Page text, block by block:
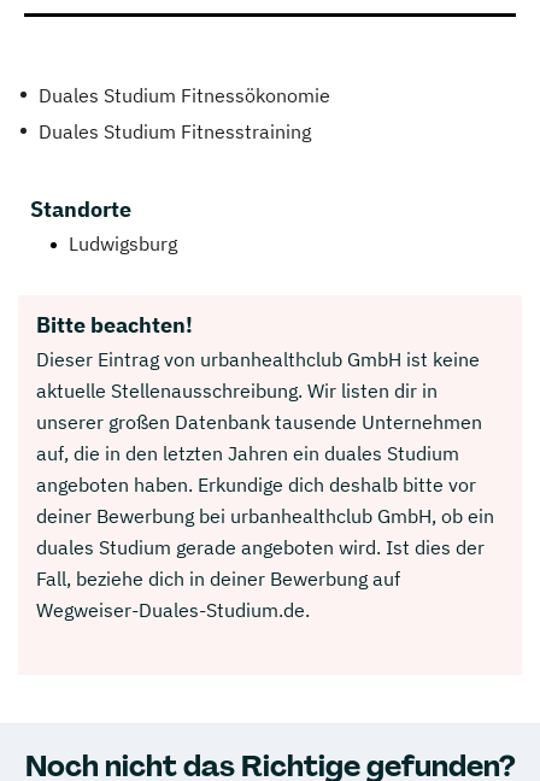
Duales Studium Fitnessökonomie
Duales Studium Fitnesstraining
Standorte
Ludwigsburg
Bitte beachten!
Dieser Eintrag von urbanhealthclub GmbH ist keine
aktuelle Stellenausschreibung. Wir listen dir in
unserer großen Datenbank tausende Unternehmen
auf, die in den letzten Jahren ein duales Studium
angeboten haben. Erkundige dich deshalb bitte vor
deiner Bewerbung bei urbanhealthclub GmbH, ob ein
duales Studium gerade angeboten wird. Ist dies der
Fall, beziehe dich in deiner Bewerbung auf
Wegweiser-Duales-Studium.de.
Noch nicht das Richtige gefunden?